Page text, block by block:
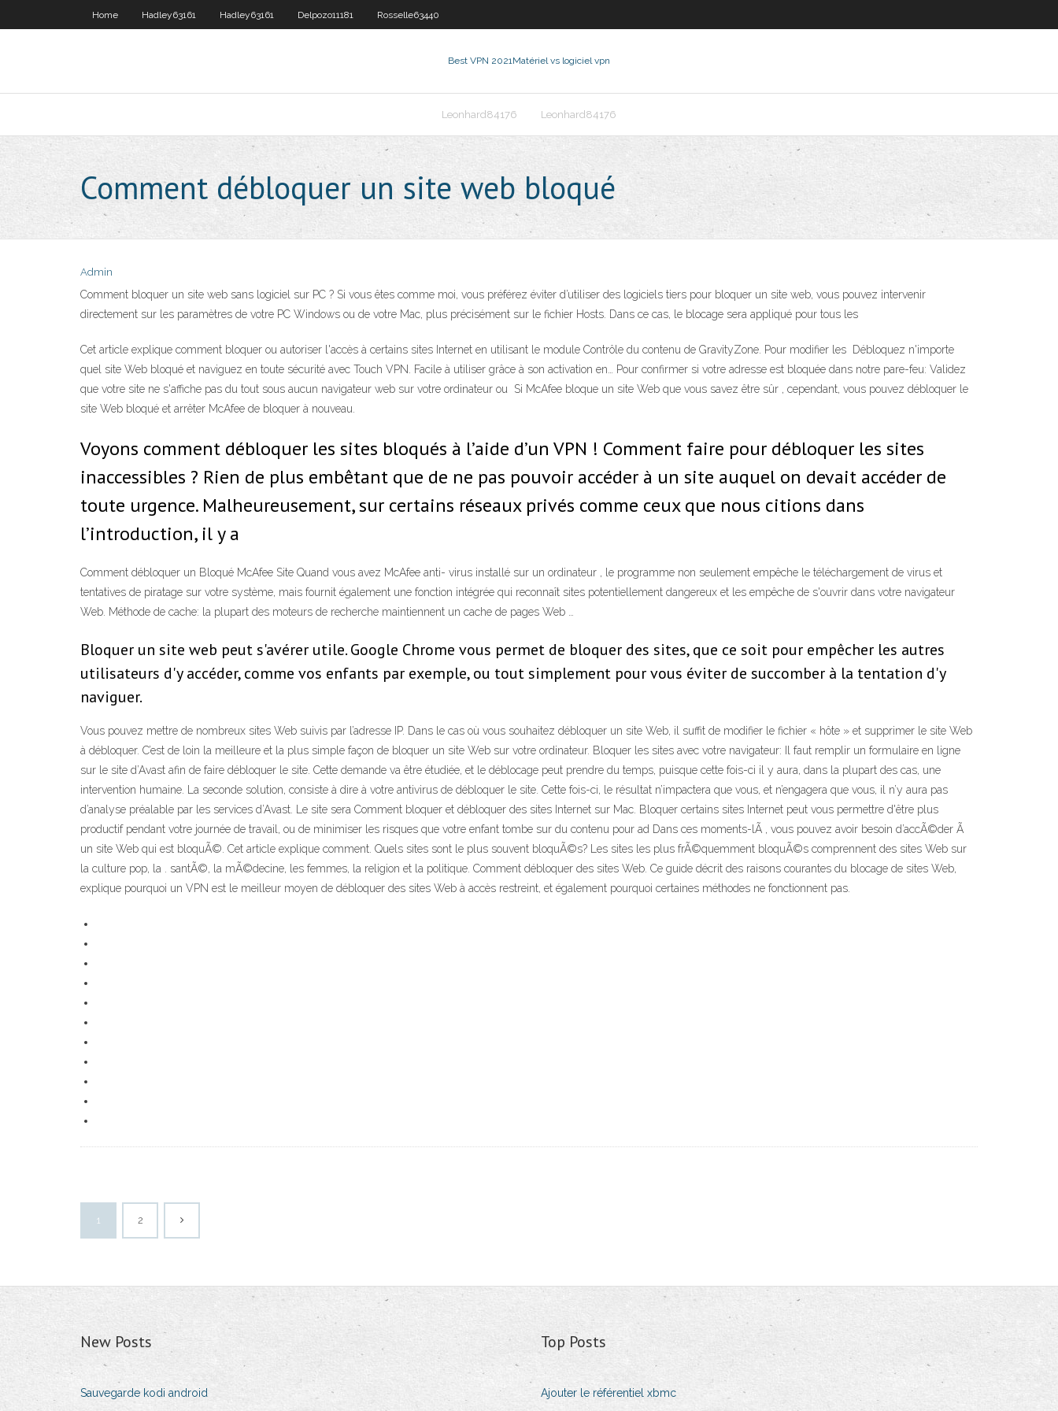
Home Hadley63161 Hadley63161 Delpozo11181 Rosselle63440
Best VPN 2021Matériel vs logiciel vpn
Leonhard84176 Leonhard84176
Comment débloquer un site web bloqué
Admin
Comment bloquer un site web sans logiciel sur PC ? Si vous êtes comme moi, vous préférez éviter d’utiliser des logiciels tiers pour bloquer un site web, vous pouvez intervenir
directement sur les paramètres de votre PC Windows ou de votre Mac, plus précisément sur le fichier Hosts. Dans ce cas, le blocage sera appliqué pour tous les
Cet article explique comment bloquer ou autoriser l'accès à certains sites Internet en utilisant le module Contrôle du contenu de GravityZone. Pour modifier les Débloquez n'importe
quel site Web bloqué et naviguez en toute sécurité avec Touch VPN. Facile à utiliser grâce à son activation en… Pour confirmer si votre adresse est bloquée dans notre pare-feu: Validez
que votre site ne s'affiche pas du tout sous aucun navigateur web sur votre ordinateur ou Si McAfee bloque un site Web que vous savez être sûr , cependant, vous pouvez débloquer le
site Web bloqué et arrêter McAfee de bloquer à nouveau.
Voyons comment débloquer les sites bloqués à l’aide d’un VPN ! Comment faire pour débloquer les sites
inaccessibles ? Rien de plus embêtant que de ne pas pouvoir accéder à un site auquel on devait accéder de
toute urgence. Malheureusement, sur certains réseaux privés comme ceux que nous citions dans
l’introduction, il y a
Comment débloquer un Bloqué McAfee Site Quand vous avez McAfee anti- virus installé sur un ordinateur , le programme non seulement empêche le téléchargement de virus et
tentatives de piratage sur votre système, mais fournit également une fonction intégrée qui reconnaît sites potentiellement dangereux et les empêche de s'ouvrir dans votre navigateur
Web. Méthode de cache: la plupart des moteurs de recherche maintiennent un cache de pages Web …
Bloquer un site web peut s'avérer utile. Google Chrome vous permet de bloquer des sites, que ce soit pour empêcher les autres
utilisateurs d'y accéder, comme vos enfants par exemple, ou tout simplement pour vous éviter de succomber à la tentation d'y
naviguer.
Vous pouvez mettre de nombreux sites Web suivis par l’adresse IP. Dans le cas où vous souhaitez débloquer un site Web, il suffit de modifier le fichier « hôte » et supprimer le site Web
à débloquer. C’est de loin la meilleure et la plus simple façon de bloquer un site Web sur votre ordinateur. Bloquer les sites avec votre navigateur: Il faut remplir un formulaire en ligne
sur le site d’Avast afin de faire débloquer le site. Cette demande va être étudiée, et le déblocage peut prendre du temps, puisque cette fois-ci il y aura, dans la plupart des cas, une
intervention humaine. La seconde solution, consiste à dire à votre antivirus de débloquer le site. Cette fois-ci, le résultat n’impactera que vous, et n’engagera que vous, il n’y aura pas
d’analyse préalable par les services d’Avast. Le site sera Comment bloquer et débloquer des sites Internet sur Mac. Bloquer certains sites Internet peut vous permettre d'être plus
productif pendant votre journée de travail, ou de minimiser les risques que votre enfant tombe sur du contenu pour ad Dans ces moments-lÃ , vous pouvez avoir besoin d’accÃ©der Ã
un site Web qui est bloquÃ©. Cet article explique comment. Quels sites sont le plus souvent bloquÃ©s? Les sites les plus frÃ©quemment bloquÃ©s comprennent des sites Web sur
la culture pop, la . santÃ©, la mÃ©decine, les femmes, la religion et la politique. Comment débloquer des sites Web. Ce guide décrit des raisons courantes du blocage de sites Web,
explique pourquoi un VPN est le meilleur moyen de débloquer des sites Web à accès restreint, et également pourquoi certaines méthodes ne fonctionnent pas.
1 2
New Posts
Sauvegarde kodi android
Top Posts
Ajouter le référentiel xbmc